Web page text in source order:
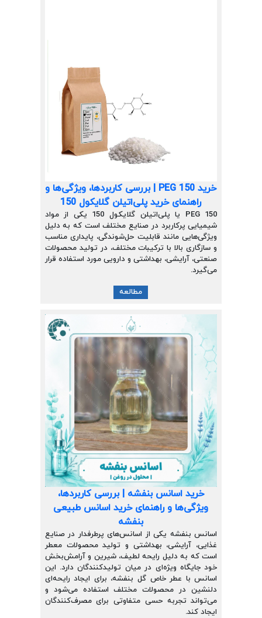
خرید PEG 150 | بررسی کاربردها، ویژگی‌ها و
راهنمای خرید پلی‌اتیلن گلایکول 150
PEG 150 یا پلی‌اتیلن گلایکول 150 یکی از مواد
شیمیایی پرکاربرد در صنایع مختلف است که به دلیل
ویژگی‌هایی مانند قابلیت حل‌شوندگی، پایداری مناسب
و سازگاری بالا با ترکیبات مختلف، در تولید محصولات
صنعتی، آرایشی، بهداشتی و دارویی مورد استفاده قرار
می‌گیرد.
مطالعه
خرید اسانس بنفشه | بررسی کاربردها،
ویژگی‌ها و راهنمای خرید اسانس طبیعی
بنفشه
اسانس بنفشه یکی از اسانس‌های پرطرفدار در صنایع
غذایی، آرایشی، بهداشتی و تولید محصولات معطر
است که به دلیل رایحه لطیف، شیرین و آرامش‌بخش
خود جایگاه ویژه‌ای در میان تولیدکنندگان دارد. این
اسانس با عطر خاص گل بنفشه، برای ایجاد رایحه‌ای
دلنشین در محصولات مختلف استفاده می‌شود و
می‌تواند تجربه حسی متفاوتی برای مصرف‌کنندگان
ایجاد کند.